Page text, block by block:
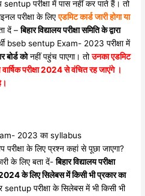
परीक्षा में पास नहीं कर पाते हैं। तो
परीक्षा के लिएएडमिट कार्ड जारी होगा या
दें –बिहार विद्यालय परीक्षा समिति के द्वारा
bseb sentup Exam- 2023 परीक्षा में
बोर्ड कोनहीं पहुंच पाएगा। तोउनका एडमिट
परीक्षा 2024 से वंचित रह जाएंगे ।
2023 का syllabus
के लिए प्रश्न कहां से पूछा जाएगा?
के लिए बता दें-बिहार विद्यालय परीक्षा
2024 के लिए सिलेबस में किसी भी प्रकार का
परीक्षा के सिलेबस में भी किसी भी